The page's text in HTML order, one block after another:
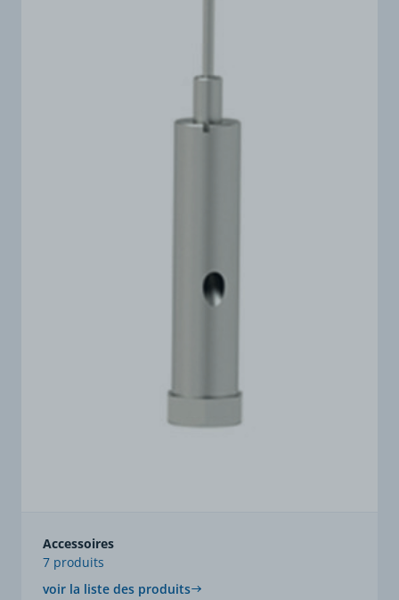
Accessoires
7 produits
voir la liste des produits